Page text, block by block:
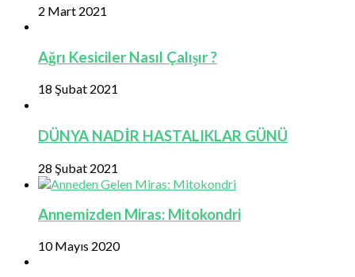
2 Mart 2021
Ağrı Kesiciler Nasıl Çalışır ?
18 Şubat 2021
DÜNYA NADİR HASTALIKLAR GÜNÜ
28 Şubat 2021
Annemizden Miras: Mitokondri
10 Mayıs 2020